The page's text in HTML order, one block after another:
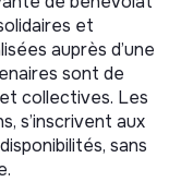
et
auprès d’une
sont de
collectives. Les
s’inscrivent aux
sans